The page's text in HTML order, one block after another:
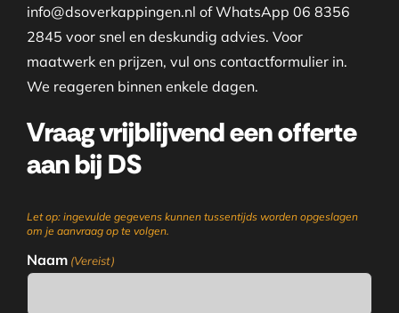
info@dsoverkappingen.nl of WhatsApp 06 8356
2845 voor snel en deskundig advies. Voor
maatwerk en prijzen, vul ons contactformulier in.
We reageren binnen enkele dagen.
Vraag vrijblijvend een offerte
aan bij DS
Let op: ingevulde gegevens kunnen tussentijds worden opgeslagen
om je aanvraag op te volgen.
Naam (Vereist)